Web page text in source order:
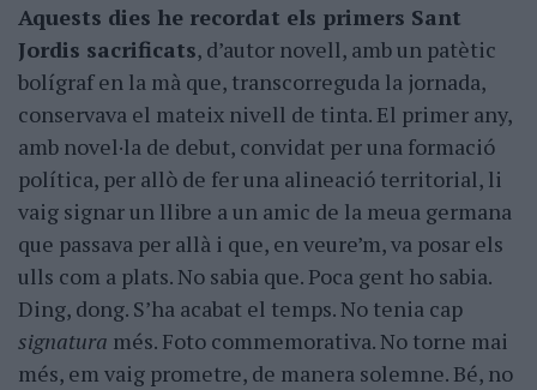
Aquests dies he recordat els primers Sant
Jordis sacrificats, d’autor novell, amb un patètic
bolígraf en la mà que, transcorreguda la jornada,
conservava el mateix nivell de tinta. El primer any,
amb novel·la de debut, convidat per una formació
política, per allò de fer una alineació territorial, li
vaig signar un llibre a un amic de la meua germana
que passava per allà i que, en veure’m, va posar els
ulls com a plats. No sabia que. Poca gent ho sabia.
Ding, dong. S’ha acabat el temps. No tenia cap
signatura més. Foto commemorativa. No torne mai
més, em vaig prometre, de manera solemne. Bé, no